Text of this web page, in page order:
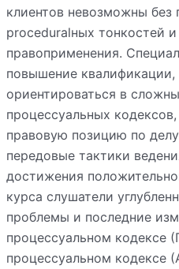
клиентов невозможны без
proceduralных тонкостей
правоприменения.
повышение
ориентироваться в
процессуальных
правовую позицию по
передовые тактики
достижения
курса слушатели
проблемы и последние
процессуальном кодексе
процессуальном кодексе